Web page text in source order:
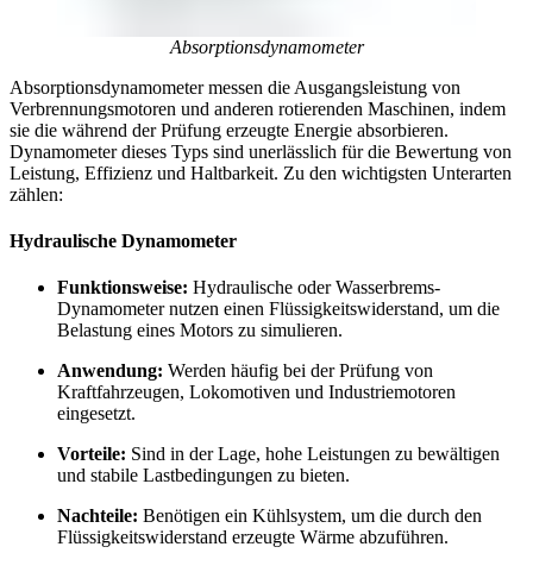
Absorptionsdynamometer
Absorptionsdynamometer messen die Ausgangsleistung von
Verbrennungsmotoren und anderen rotierenden Maschinen, indem
sie die während der Prüfung erzeugte Energie absorbieren.
Dynamometer dieses Typs sind unerlässlich für die Bewertung von
Leistung, Effizienz und Haltbarkeit. Zu den wichtigsten Unterarten
zählen:
Hydraulische Dynamometer
Funktionsweise: Hydraulische oder Wasserbrems-
Dynamometer nutzen einen Flüssigkeitswiderstand, um die
Belastung eines Motors zu simulieren.
Anwendung: Werden häufig bei der Prüfung von
Kraftfahrzeugen, Lokomotiven und Industriemotoren
eingesetzt.
Vorteile: Sind in der Lage, hohe Leistungen zu bewältigen
und stabile Lastbedingungen zu bieten.
Nachteile: Benötigen ein Kühlsystem, um die durch den
Flüssigkeitswiderstand erzeugte Wärme abzuführen.